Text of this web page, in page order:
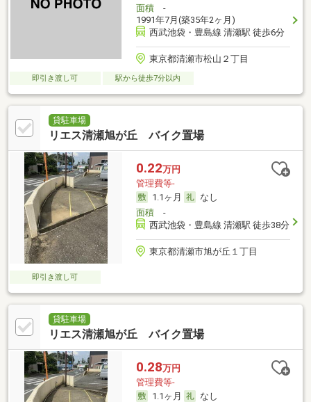
面積-
1991年7月(築35年2ヶ月)
西武池袋・豊島線 清瀬駅 徒歩6分
東京都清瀬市松山２丁目
即引き渡し可 駅から徒歩7分以内
貸駐車場
リエス清瀬旭が丘 バイク置場
0.22万円
管理費等-
1.1ヶ月
なし
面積-
西武池袋・豊島線 清瀬駅 徒歩38分
東京都清瀬市旭が丘１丁目
即引き渡し可
貸駐車場
リエス清瀬旭が丘 バイク置場
0.28万円
管理費等-
1.1ヶ月
なし